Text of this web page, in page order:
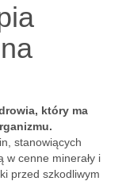
który ma
stanowiących
w cenne minerały i
przed szkodliwym